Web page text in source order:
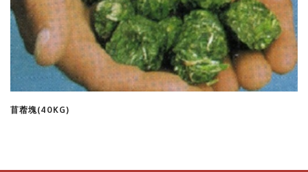
苜蓿塊(40KG)